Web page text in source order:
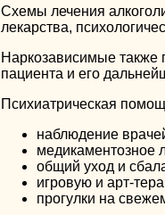
Схемы лечения
лекарства,
Наркозависимые также
пациента и его
Психиатрическая
наблюдение
медикаментозное
общий уход и
игровую и арт-
прогулки на